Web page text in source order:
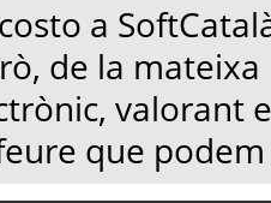
a
de la
valorant
que